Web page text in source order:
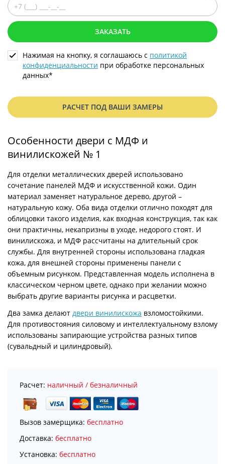
ЗАКАЗАТЬ
Нажимая на кнопку, я соглашаюсь с политикой
конфиденциальности при обработке персональных
данных*
РАСЧЕТ ПОД ВАШИ ЗАМЕРЫ
Особенности двери с МДФ и
винилискожей № 1
Для отделки металлических дверей использовано
сочетание панелей МДФ и искусственной кожи. Один
материал заменяет натуральное дерево, другой –
натуральную кожу. Оба вида отделки отлично походят для
облицовки такого изделия, как входная конструкция, так как
они практичны, некапризны в уходе, недорого стоят. И
винилискожа, и МДФ рассчитаны на длительный срок
службы. Для внутренней стороны использована гладкая
кожа, для внешней стороны применены панели с
объемным рисунком. Представленная модель исполнена в
классическом черном цвете, однако при желании можно
выбрать другие варианты рисунка и расцветки.
Два замка делают двери винилискожа взломостойкими.
Для противостояния силовому и интеллектуальному взлому
использованы запирающие устройства разных типов
(сувальдный и цилиндровый).
Расчет: наличный / безналичный
Вызов замерщика: бесплатно
Доставка: бесплатно
Установка: бесплатно